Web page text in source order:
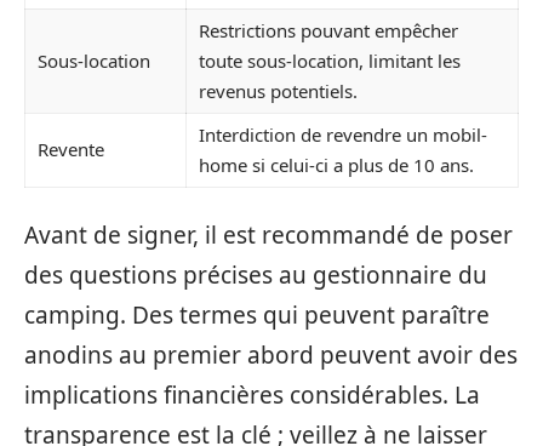
Sous-location
Restrictions pouvant empêcher
toute sous-location, limitant les
revenus potentiels.
Revente
Interdiction de revendre un mobil-
home si celui-ci a plus de 10 ans.
Avant de signer, il est recommandé de poser
des questions précises au gestionnaire du
camping. Des termes qui peuvent paraître
anodins au premier abord peuvent avoir des
implications financières considérables. La
transparence est la clé ; veillez à ne laisser